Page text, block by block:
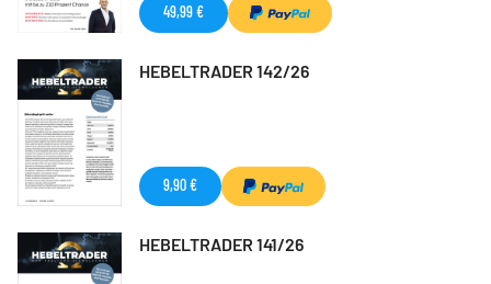
49,99 €
HEBELTRADER 142/26
9,90 €
HEBELTRADER 141/26